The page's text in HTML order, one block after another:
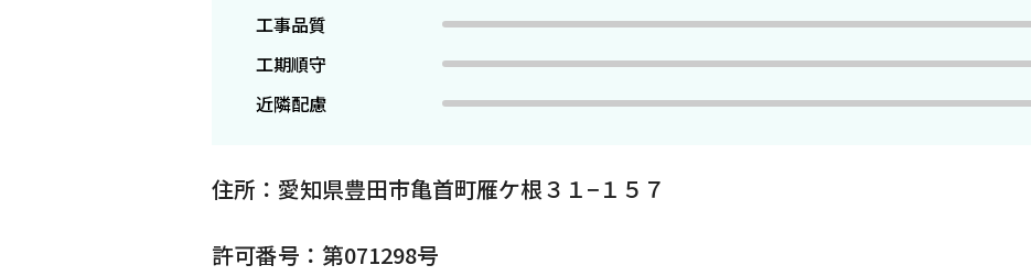
工事品質
工期順守
近隣配慮
住所：愛知県豊田市亀首町雁ケ根３１−１５７
許可番号：第071298号